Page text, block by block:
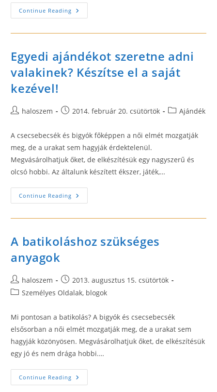
Continue Reading Hol
Kapható
Egyedi ajándékot szeretne adni
valakinek? Készítse el a saját
kezével!
Posthaloszem
Post2014. február 20. csütörtök
PostAjándék
A csecsebecsék és bigyók főképpen a női elmét mozgatják
meg, de a urakat sem hagyják érdektelenül.
Megvásárolhatjuk őket, de elkészítésük egy nagyszerű és
olcsó hobbi. Az általunk készített ékszer, játék,…
Continue Reading Egyedi
Ajándékot
Adni
El
A
A batikoláshoz szükséges
anyagok
Post
author:
haloszem
Post
published:
2013. augusztus 15. csütörtök
PostSzemélyes Oldalak, blogok
Mi pontosan a batikolás? A bigyók és csecsebecsék
elsősorban a női elmét mozgatják meg, de a urakat sem
hagyják közönyösen. Megvásárolhatjuk őket, de elkészítésük
egy jó és nem drága hobbi.…
Continue Reading A
Batikoláshoz